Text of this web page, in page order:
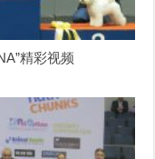
精彩视频